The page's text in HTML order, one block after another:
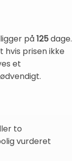
på125dage.
prisen ikke
et
to
vurderet